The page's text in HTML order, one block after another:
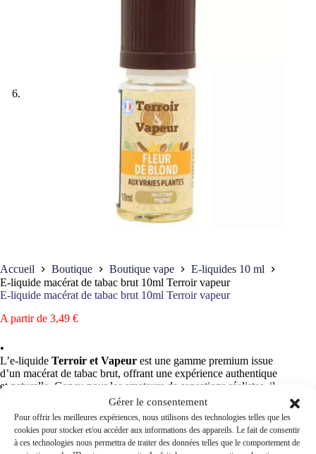
Gérer le consentement
Pour offrir les meilleures expériences, nous utilisons des technologies telles que les
cookies pour stocker et/ou accéder aux informations des appareils. Le fait de consentir
à ces technologies nous permettra de traiter des données telles que le comportement de
Accueil Boutique Boutique vape
E-liquides 10 ml
E-liquide macérat de tabac brut 10ml Terroir vapeur
E-liquide macérat de tabac brut 10ml Terroir vapeur
A partir de 3,49 €
•
L’e-liquide Terroir et Vapeur est une gamme premium issue
d’un macérat de tabac brut, offrant une expérience authentique
et naturelle. Conçu pour les amateurs de sensations réalistes, il
restitue fidèlement les arômes du tabac grâce à un procédé
artisanal d’extraction.
Extraction par macération: Contrairement aux arômes